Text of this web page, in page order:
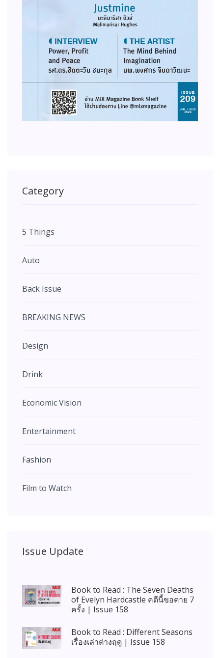
Category
5 Things
Auto
Back Issue
BREAKING NEWS
Design
Drink
Economic Vision
Entertainment
Fashion
Film to Watch
Issue Update
Book to Read : The Seven Deaths
of Evelyn Hardcastle คดีนี้ขอตาย 7
ครั้ง | Issue 158
Book to Read : Different Seasons
เรื่องเล่าต่างฤดู | Issue 158